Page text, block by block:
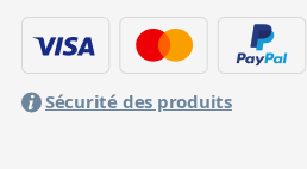
Sécurité des produits